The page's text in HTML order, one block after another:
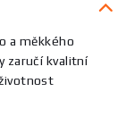
a měkkého
zaručí kvalitní